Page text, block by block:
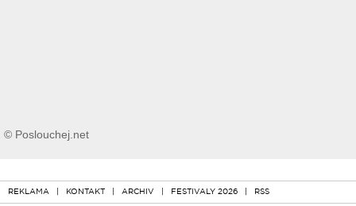
© Poslouchej.net
REKLAMA | KONTAKT | ARCHIV | FESTIVALY 2026 | RSS